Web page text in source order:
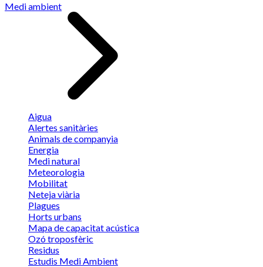
Medi ambient
Aigua
Alertes sanitàries
Animals de companyia
Energia
Medi natural
Meteorologia
Mobilitat
Neteja viària
Plagues
Horts urbans
Mapa de capacitat acústica
Ozó troposfèric
Residus
Estudis Medi Ambient